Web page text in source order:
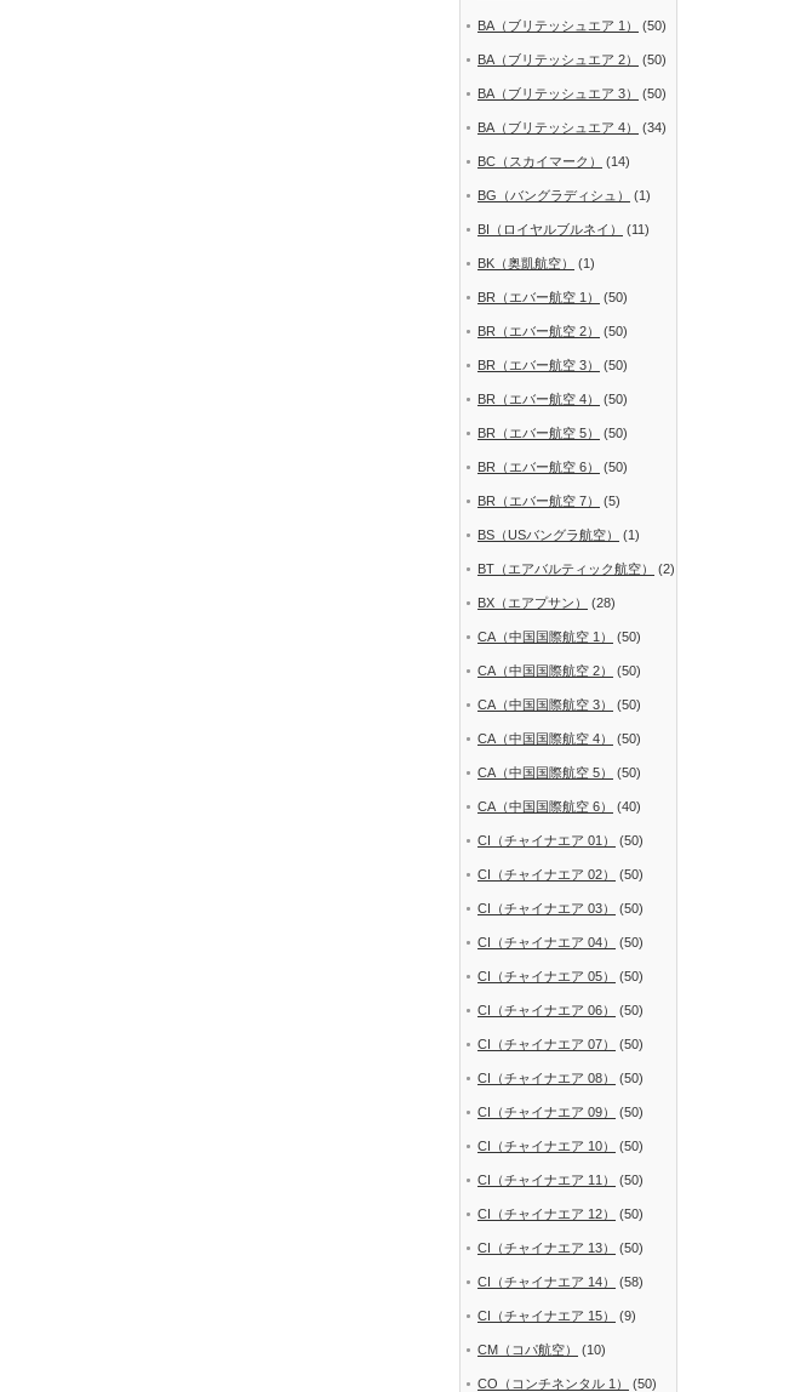
BA（ブリテッシュエア 1） (50)
BA（ブリテッシュエア 2） (50)
BA（ブリテッシュエア 3） (50)
BA（ブリテッシュエア 4） (34)
BC（スカイマーク） (14)
BG（バングラディシュ） (1)
BI（ロイヤルブルネイ） (11)
BK（奥凱航空） (1)
BR（エバー航空 1） (50)
BR（エバー航空 2） (50)
BR（エバー航空 3） (50)
BR（エバー航空 4） (50)
BR（エバー航空 5） (50)
BR（エバー航空 6） (50)
BR（エバー航空 7） (5)
BS（USバングラ航空） (1)
BT（エアバルティック航空） (2)
BX（エアプサン） (28)
CA（中国国際航空 1） (50)
CA（中国国際航空 2） (50)
CA（中国国際航空 3） (50)
CA（中国国際航空 4） (50)
CA（中国国際航空 5） (50)
CA（中国国際航空 6） (40)
CI（チャイナエア 01） (50)
CI（チャイナエア 02） (50)
CI（チャイナエア 03） (50)
CI（チャイナエア 04） (50)
CI（チャイナエア 05） (50)
CI（チャイナエア 06） (50)
CI（チャイナエア 07） (50)
CI（チャイナエア 08） (50)
CI（チャイナエア 09） (50)
CI（チャイナエア 10） (50)
CI（チャイナエア 11） (50)
CI（チャイナエア 12） (50)
CI（チャイナエア 13） (50)
CI（チャイナエア 14） (58)
CI（チャイナエア 15） (9)
CM（コパ航空） (10)
CO（コンチネンタル 1） (50)